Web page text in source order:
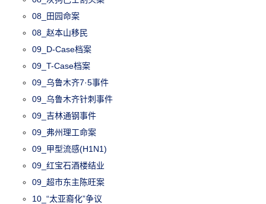
08_田园命案
08_赵本山移民
09_D-Case档案
09_T-Case档案
09_乌鲁木齐7·5事件
09_乌鲁木齐针刺事件
09_吉林通钢事件
09_弗州理工命案
09_甲型流感(H1N1)
09_红宝石酒楼结业
09_超市东主陈旺案
10_“太亚裔化”争议